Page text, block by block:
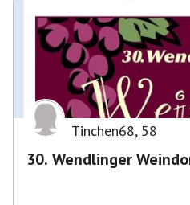
Tinchen68, 58
30. Wendlinger